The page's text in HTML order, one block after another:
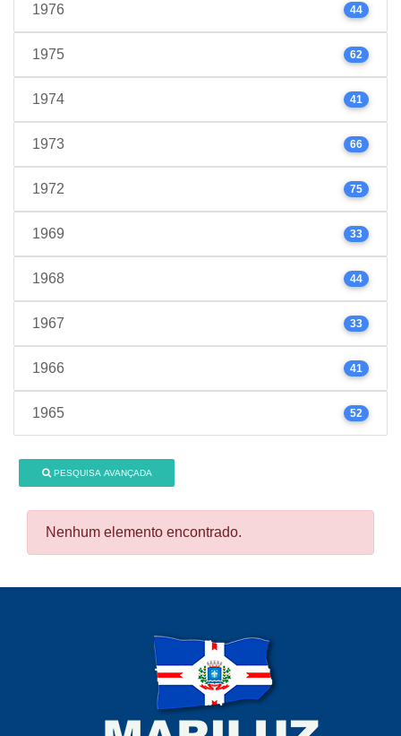
1976 44
1975 62
1974 41
1973 66
1972 75
1969 33
1968 44
1967 33
1966 41
1965 52
PESQUISA AVANÇADA
Nenhum elemento encontrado.